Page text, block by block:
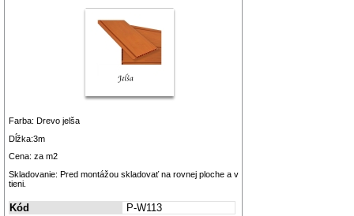
Farba: Drevo jelša
Dĺžka:3m
Cena: za m2
Skladovanie: Pred montážou skladovať na rovnej ploche a v
tieni.
Kód
P-W113